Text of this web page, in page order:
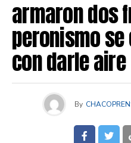
armaron dos
peronismo
con darle aire
By